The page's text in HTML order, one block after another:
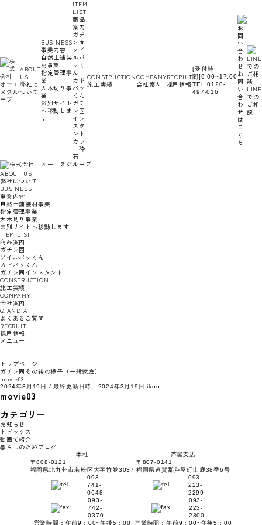
キ
ッ
に
移
ABOUT
US
弊社に
ついて
BUSINESS
事業内容
自然土舗装
材事業
指定管理事
業
大木切り事
業
※別サイト
へ移動しま
す
ITEM
LIST
商品
案内
ガチ
ン固
ソイ
ルパ
ッく
ん
カド
パッ
くん
ガチ
ン固
イン
スタ
ント
カラ
ー砕
石
CONSTRUCTION
施工実績
COMPANY
会社案内
RECRUIT
採用情報
[受付時
間]9:00~17:00
TEL 0120-
497-016
お
問
い
合
わ
せ
は
こ
ち
ら
LINE
での
ご相
談
ABOUT US
弊社について
BUSINESS
事業内容
自然土舗装材事業
指定管理事業
大木切り事業
※別サイトへ移動します
ITEM LIST
商品案内
ガチン固
ソイルパッくん
カドパッくん
ガチン固インスタント
CONSTRUCTION
施工実績
COMPANY
会社案内
Q AND A
よくあるご質問
RECRUIT
採用情報
メニュー
トップページ
ガチン固その後の様子（一般家庭）
movie03
2024年3月19日 / 最終更新日時 : 2024年3月19日 ikou
movie03
カテゴリー
お知らせ
トピックス
動画で紹介
暮らしのためブログ
本社
〒808-0121
福岡県北九州市若松区大字竹並3037
093-
741-
0648
093-
742-
0370
営業時間：午前9：00~午後5：00
芦屋支店
〒807-0141
福岡県遠賀郡芦屋町山鹿38番6号
093-
223-
2299
093-
223-
2300
営業時間：午前9：00~午後5：00